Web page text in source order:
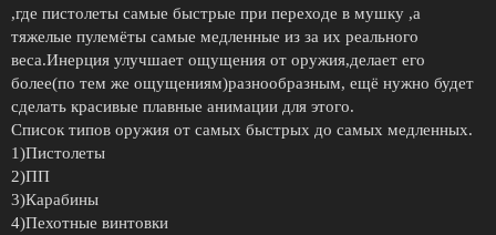
,где пистолеты самые быстрые при переходе в мушку ,а
тяжелые пулемёты самые медленные из за их реального
веса.Инерция улучшает ощущения от оружия,делает его
более(по тем же ощущениям)разнообразным, ещё нужно будет
сделать красивые плавные анимации для этого.
Список типов оружия от самых быстрых до самых медленных.
1)Пистолеты
2)ПП
3)Карабины
4)Пехотные винтовки